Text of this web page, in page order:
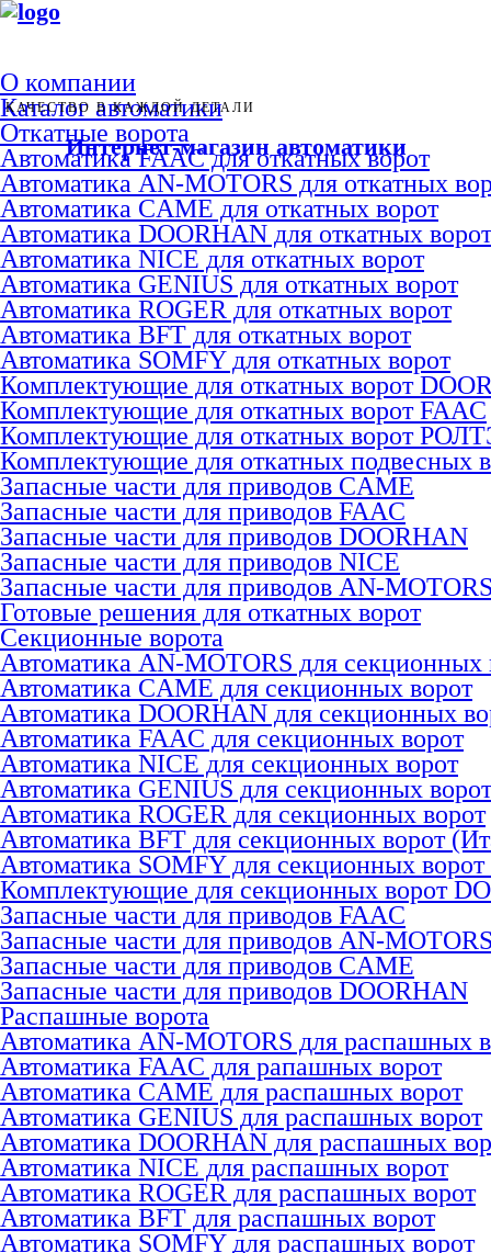
Интернет-магазин автоматики
КАЧЕСТВО В КАЖДОЙ ДЕТАЛИ
О компании
Каталог автоматики
Откатные ворота
Автоматика FAAC для откатных ворот
Автоматика AN-MOTORS для откатных
Автоматика CAME для откатных ворот
Автоматика DOORHAN для откатных ворот
Автоматика NICE для откатных ворот
Автоматика GENIUS для откатных ворот
Автоматика ROGER для откатных ворот
Автоматика BFT для откатных ворот
Автоматика SOMFY для откатных ворот
Комплектующие для откатных ворот
Комплектующие для откатных ворот FAAC
Комплектующие для откатных ворот
Комплектующие для откатных подвесных
Запасные части для приводов CAME
Запасные части для приводов FAAC
Запасные части для приводов DOORHAN
Запасные части для приводов NICE
Запасные части для приводов AN-
Готовые решения для откатных ворот
Секционные ворота
Автоматика AN-MOTORS для секционных
Автоматика CAME для секционных ворот
Автоматика DOORHAN для секционных
Автоматика FAAC для секционных ворот
Автоматика NICE для секционных ворот
Автоматика GENIUS для секционных ворот
Автоматика ROGER для секционных ворот
Автоматика BFT для секционных ворот
Автоматика SOMFY для секционных
Комплектующие для секционных ворот
Запасные части для приводов FAAC
Запасные части для приводов AN-
Запасные части для приводов CAME
Запасные части для приводов DOORHAN
Распашные ворота
Автоматика AN-MOTORS для распашных
Автоматика FAAC для рапашных ворот
Автоматика CAME для раcпашных ворот
Автоматика GENIUS для раcпашных ворот
Автоматика DOORHAN для раcпашных
Автоматика NICE для раcпашных ворот
Автоматика ROGER для раcпашных ворот
Автоматика BFT для раcпашных ворот
Автоматика SOMFY для распашных ворот